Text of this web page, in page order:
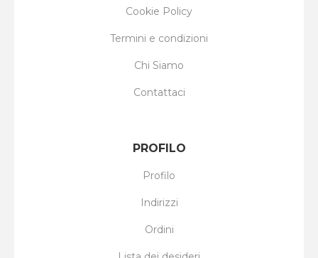
Cookie Policy
Termini e condizioni
Chi Siamo
Contattaci
PROFILO
Profilo
Indirizzi
Ordini